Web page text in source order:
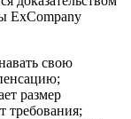
ExCompany
свою
размер
требования;